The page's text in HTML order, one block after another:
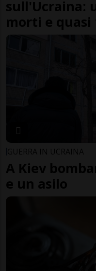
sull'Ucraina:
morti e
GUERRA IN UCRAINA
A Kiev
e un asilo